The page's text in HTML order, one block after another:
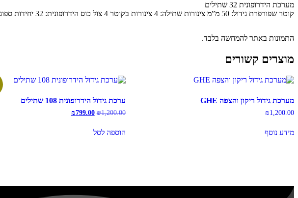
מערכת הידרופונית 32 שתילים
קוטר שפורפרת גידול: 50 מ”מ צינורות שתילה: 4 צינורות בקוטר 4 צול כוס הידרופונית: 32 יחידות ספוג לגידול זרעים: 32 יחידות צינור גמיש: ערכה אחת גיגית ל14 ליטר מי השקיה + משאבה
התמונות באתר להמחשה בלבד.
מוצרים קשורים
מערכת גידול ריקון והצפה GHE
₪1,200.00
מידע נוסף
ערכת גידול הידרופונית 108 שתילים
₪1,200.00
המחיר
היה:
₪1,200.00.
₪799.00 המחיר
הוספה לסל